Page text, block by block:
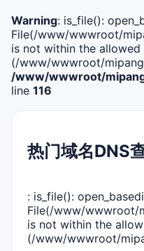
Warning: is_file():
File(/www/wwwroot/
is not within the allowed
(/www/wwwroot/
/www/wwwroot/
line 116
热门域名DNS
: is_file():
File(/www/wwwroot/
is not within the
(/www/wwwroot/